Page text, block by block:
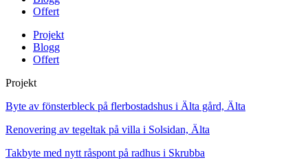
Offert
Projekt
Blogg
Offert
Projekt
Byte av fönsterbleck på flerbostadshus i Älta gård, Älta
Renovering av tegeltak på villa i Solsidan, Älta
Takbyte med nytt råspont på radhus i Skrubba